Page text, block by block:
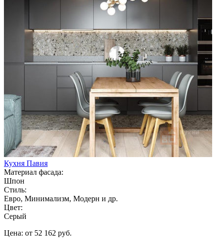
Кухня Павия
Материал фасада:
Шпон
Стиль:
Евро, Минимализм, Модерн и др.
Цвет:
Серый
Цена: от 52 162 руб.